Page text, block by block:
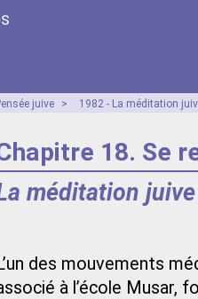
juive > 1982 - La méditation
18. Se
méditation juive
des mouvements
à l’école Musar,